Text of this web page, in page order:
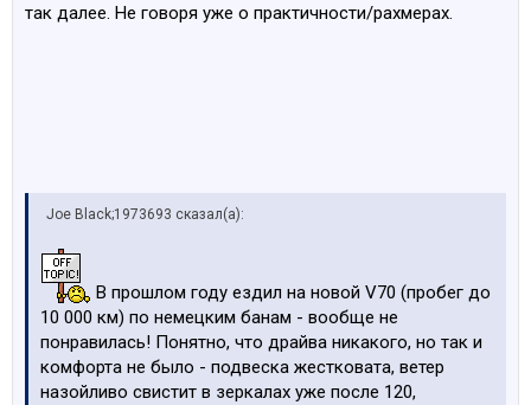
так далее. Не говоря уже о практичности/рахмерах.
Joe Black;1973693 сказал(а):
В прошлом году ездил на новой V70 (пробег до
10 000 км) по немецким банам - вообще не
понравилась! Понятно, что драйва никакого, но так и
комфорта не было - подвеска жестковата, ветер
назойливо свистит в зеркалах уже после 120,